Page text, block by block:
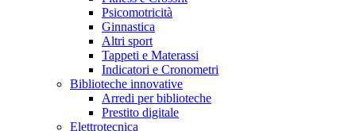
Psicomotricità
Ginnastica
Altri sport
Tappeti e Materassi
Indicatori e Cronometri
Biblioteche innovative
Arredi per biblioteche
Prestito digitale
Elettrotecnica